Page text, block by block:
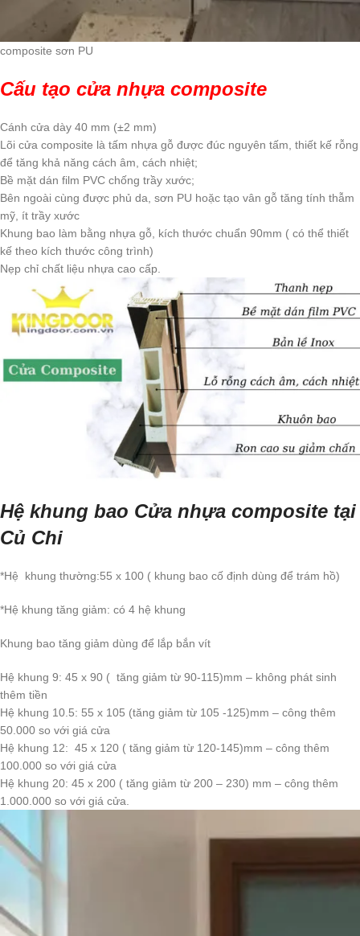
composite sơn PU
Cấu tạo cửa nhựa composite
Cánh cửa dày 40 mm (±2 mm)
Lõi cửa composite là tấm nhựa gỗ được đúc nguyên tấm, thiết kế rỗng
để tăng khả năng cách âm, cách nhiệt;
Bề mặt dán film PVC chống trầy xước;
Bên ngoài cùng được phủ da, sơn PU hoặc tạo vân gỗ tăng tính thẫm
mỹ, ít trầy xước
Khung bao làm bằng nhựa gỗ, kích thước chuẩn 90mm ( có thể thiết
kế theo kích thước công trình)
Nẹp chỉ chất liệu nhựa cao cấp.
Hệ khung bao Cửa nhựa composite tại
Củ Chi
*Hệ khung thường:55 x 100 ( khung bao cố định dùng để trám hồ)
*Hệ khung tăng giảm: có 4 hệ khung
Khung bao tăng giảm dùng để lắp bắn vít
Hệ khung 9: 45 x 90 ( tăng giảm từ 90-115)mm – không phát sinh
thêm tiền
Hệ khung 10.5: 55 x 105 (tăng giảm từ 105 -125)mm – công thêm
50.000 so với giá cửa
Hệ khung 12: 45 x 120 ( tăng giảm từ 120-145)mm – công thêm
100.000 so với giá cửa
Hệ khung 20: 45 x 200 ( tăng giảm từ 200 – 230) mm – công thêm
1.000.000 so với giá cửa.